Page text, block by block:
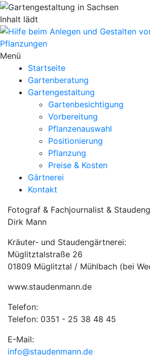
Inhalt lädt
Menü
Startseite
Gartenberatung
Gartengestaltung
Gartenbesichtigung
Vorbereitung
Pflanzenauswahl
Positionierung
Pflanzung
Preise & Kosten
Gärtnerei
Kontakt
Fotograf & Fachjournalist &
Dirk Mann
Kräuter- und Staudengärtnerei:
Müglitztalstraße 26
01809 Müglitztal / Mühlbach (bei
www.staudenmann.de
Telefon:
Telefon: 0351 - 25 38 48 45
E-Mail:
info@staudenmann.de